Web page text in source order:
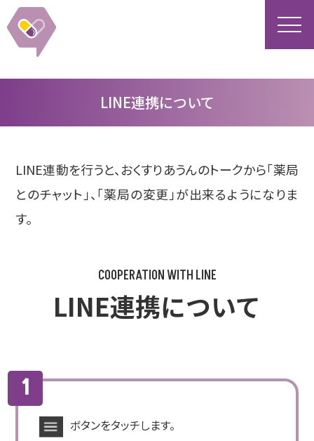
LINE連携について
LINE連動を行うと、おくすりあうんのトークから「薬局
とのチャット」、「薬局の変更」が出来るようになりま
す。
LINE連携について
ボタンをタッチします。